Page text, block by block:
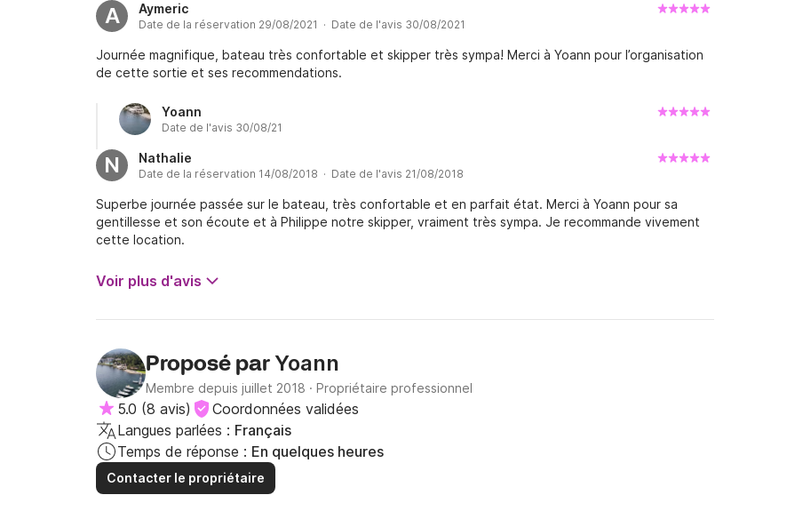
A Aymeric
Date de la réservation 29/08/2021 · Date de l'avis 30/08/2021
Journée magnifique, bateau très confortable et skipper très sympa! Merci à Yoann pour l’organisation
de cette sortie et ses recommendations.
Yoann
Date de l'avis 30/08/21
N Nathalie
Date de la réservation 14/08/2018 · Date de l'avis 21/08/2018
Superbe journée passée sur le bateau, très confortable et en parfait état. Merci à Yoann pour sa
gentillesse et son écoute et à Philippe notre skipper, vraiment très sympa. Je recommande vivement
cette location.
Voir plus d'avis
Proposé par Yoann
Membre depuis juillet 2018 · Propriétaire professionnel
5.0 (8 avis)
Coordonnées validées
Langues parlées : Français
Temps de réponse : En quelques heures
Contacter le propriétaire